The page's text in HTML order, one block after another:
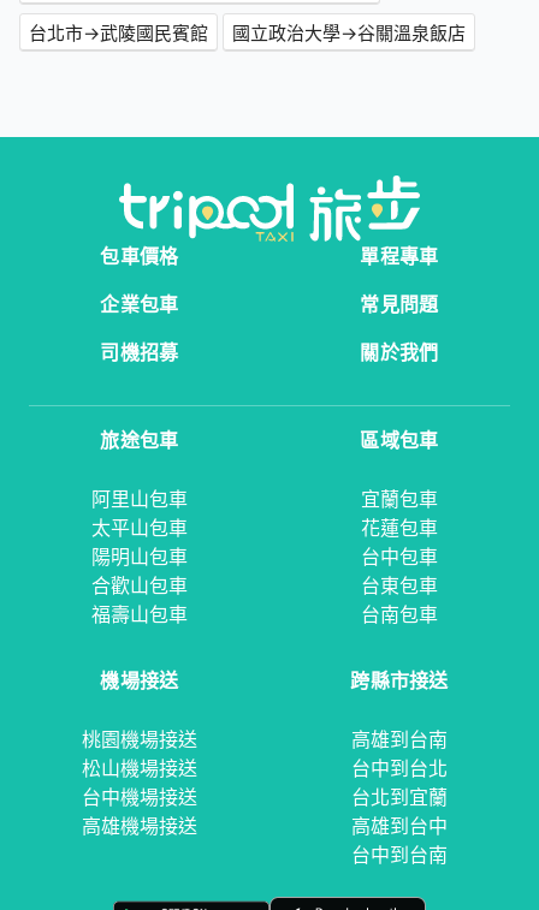
台北市→武陵國民賓館
國立政治大學→谷關溫泉飯店
包車價格
單程專車
企業包車
常見問題
司機招募
關於我們
旅途包車
阿里山包車
太平山包車
陽明山包車
合歡山包車
福壽山包車
區域包車
宜蘭包車
花蓮包車
台中包車
台東包車
台南包車
機場接送
桃園機場接送
松山機場接送
台中機場接送
高雄機場接送
跨縣市接送
高雄到台南
台中到台北
台北到宜蘭
高雄到台中
台中到台南